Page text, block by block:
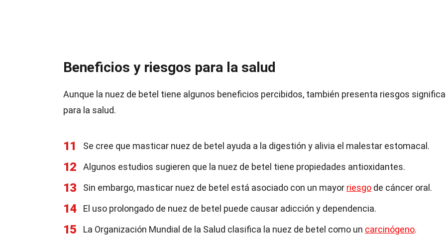
Beneficios y riesgos para la salud
Aunque la nuez de betel tiene algunos beneficios percibidos, también presenta riesgos
para la salud.
11 Se cree que masticar nuez de betel ayuda a la digestión y alivia el malestar estomacal.
12 Algunos estudios sugieren que la nuez de betel tiene propiedades antioxidantes.
13 Sin embargo, masticar nuez de betel está asociado con un mayor riesgo de cáncer oral.
14 El uso prolongado de nuez de betel puede causar adicción y dependencia.
15 La Organización Mundial de la Salud clasifica la nuez de betel como un carcinógeno.